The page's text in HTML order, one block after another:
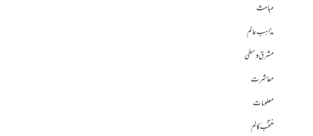
مباحث
مذاہب عالم
مشرق وسطی
معاشرت
معلومات
منتخب کالم